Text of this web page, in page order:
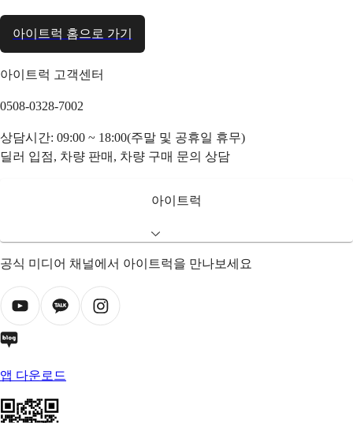
아이트럭 홈으로 가기
아이트럭 고객센터
0508-0328-7002
상담시간: 09:00 ~ 18:00(주말 및 공휴일 휴무)
딜러 입점, 차량 판매, 차량 구매 문의 상담
아이트럭
공식 미디어 채널에서 아이트럭을 만나보세요
앱 다운로드